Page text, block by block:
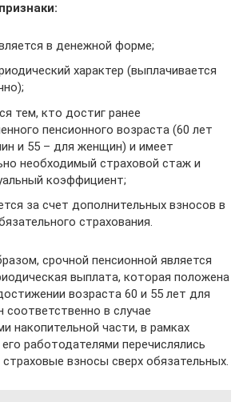
в денежной форме;
характер (выплачивается
тем, кто достиг ранее
пенсионного возраста (60 лет
и 55 – для женщин) и имеет
необходимый страховой стаж и
коэффициент;
за счет дополнительных взносов в
страхования.
срочной пенсионной является
выплата, которая положена
возраста 60 и 55 лет для
в случае
накопительной части, в рамках
работодателями перечислялись
взносы сверх обязательных.